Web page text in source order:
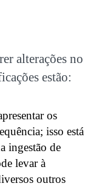
alterações no
estão:
os
isso está
ingestão de
levar à
outros